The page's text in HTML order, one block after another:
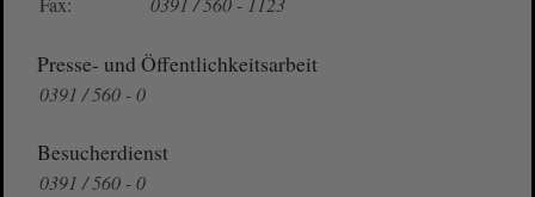
Presse- und Öffentlichkeitsarbeit
0391 / 560 - 0
Besucherdienst
0391 / 560 - 0